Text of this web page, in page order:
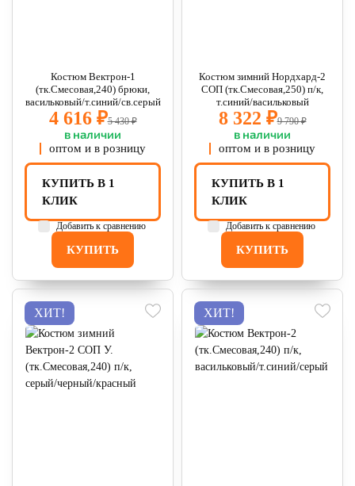
Костюм Вектрон-1
(тк.Смесовая,240) брюки,
васильковый/т.синий/св.серый
4 616 ₽5 430 ₽
в наличии
оптом и в розницу
КУПИТЬ
КУПИТЬ В 1
КЛИК
Добавить к сравнению
Костюм зимний Нордхард-2
СОП (тк.Смесовая,250) п/к,
т.синий/васильковый
8 322 ₽9 790 ₽
в наличии
оптом и в розницу
КУПИТЬ
КУПИТЬ В 1
КЛИК
Добавить к сравнению
ХИТ! ХИТ!